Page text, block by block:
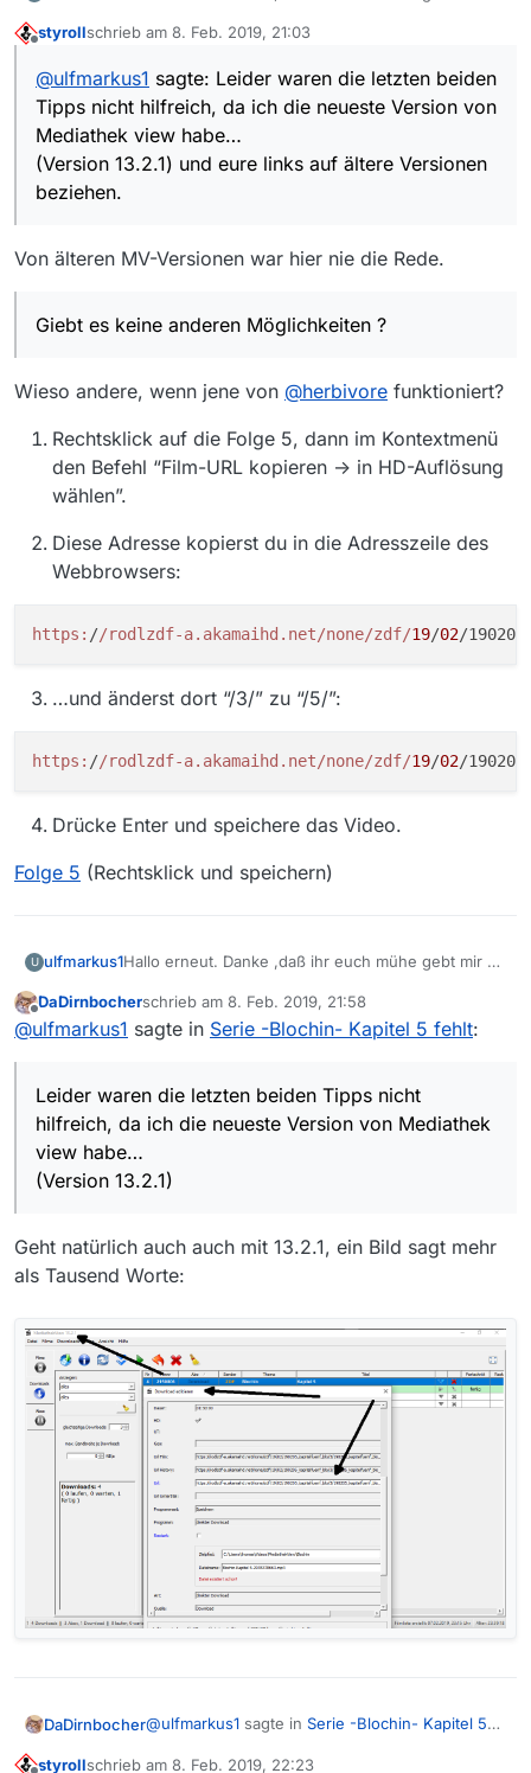
Leider waren die letzten beiden Tipps nicht
view habe…
(Version 13.2.1) und eure links auf ältere Versionen
beziehen.
gesendet wurden----Kapitel 5 aber vor ca. 4
styrollschrieb am 8. Feb. 2019, 21:03
zuletzt editiert von
@ulfmarkus1 sagte: Leider waren die letzten beiden
Tipps nicht hilfreich, da ich die neueste Version von
Mediathek view habe…
(Version 13.2.1) und eure links auf ältere Versionen
beziehen.
Von älteren MV-Versionen war hier nie die Rede.
Giebt es keine anderen Möglichkeiten ?
Wieso andere, wenn jene von @herbivore funktioniert?
Rechtsklick auf die Folge 5, dann im Kontextmenü
den Befehl “Film-URL kopieren -> in HD-Auflösung
wählen”.
Diese Adresse kopierst du in die Adresszeile des
Webbrowsers:
https: //rodlzdf-a.akamaihd.net/none/zdf/19/02/
…und änderst dort “/3/” zu “/5/”:
https: //rodlzdf-a.akamaihd.net/none/zdf/19/02/
Drücke Enter und speichere das Video.
Folge 5 (Rechtsklick und speichern)
U ulfmarkus1Hallo erneut. Danke ,daß ihr euch mühe gebt mir zu
Leider waren die letzten beiden Tipps nicht
hilfreich, da ich die neueste Version von Mediathek
beziehen.
Ihr müßt bedenken, daß die kapitel 1-4 erst kürzlich
Jahren.
Giebt es keine anderen Möglichkeiten ?
Offline
DaDirnbocherschrieb am 8. Feb. 2019, 21:58
zuletzt editiert von
@ulfmarkus1 sagte in Serie -Blochin- Kapitel 5 fehlt:
Leider waren die letzten beiden Tipps nicht
hilfreich, da ich die neueste Version von Mediathek
view habe…
(Version 13.2.1)
Geht natürlich auch auch mit 13.2.1, ein Bild sagt mehr
als Tausend Worte:
DaDirnbocher@ulfmarkus1 sagte in Serie -Blochin- Kapitel 5
styrollschrieb am 8. Feb. 2019, 22:23